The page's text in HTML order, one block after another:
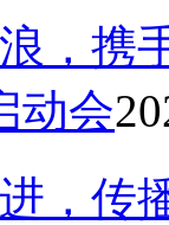
，携
动会
，传